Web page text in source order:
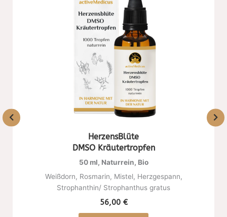
HerzensBlüte
DMSO Kräutertropfen
50 ml, Naturrein, Bio
Weißdorn, Rosmarin, Mistel, Herzgespann,
Strophanthin/ Strophanthus gratus
56,00 €